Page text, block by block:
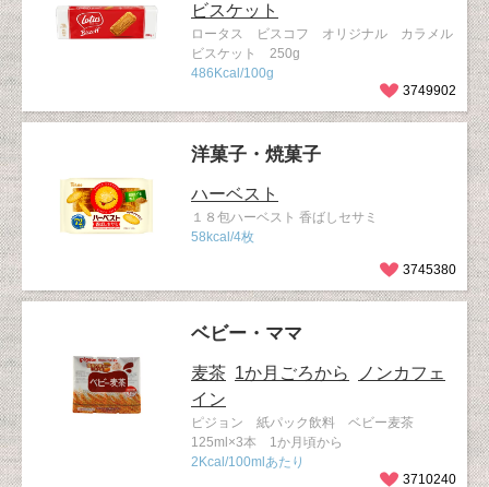
ビスケット
ロータス ビスコフ オリジナル カラメル
ビスケット 250g
486Kcal/100g
3749902
洋菓子・焼菓子
ハーベスト
１８包ハーベスト 香ばしセサミ
58kcal/4枚
3745380
ベビー・ママ
麦茶 1か月ごろから
ノンカフェ
イン
ピジョン 紙パック飲料 ベビー麦茶
125ml×3本 1か月頃から
2Kcal/100mlあたり
3710240